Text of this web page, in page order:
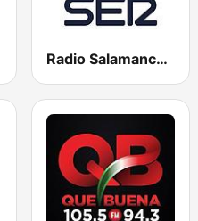
Radio Salamanca SER